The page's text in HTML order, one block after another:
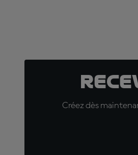
Créez dès